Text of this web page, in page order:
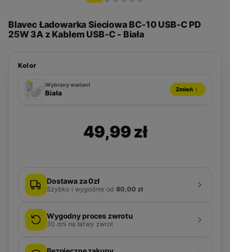
Blavec Ładowarka Sieciowa BC-10 USB-C PD
25W 3A z Kablem USB-C - Biała
Kolor
Biała
Wybrany wariant
Biała Zmień
49,99 zł
Dostawa za 0zł
Szybko i wygodnie od 80,00 zł
Wygodny proces zwrotu
30 dni na łatwy zwrot